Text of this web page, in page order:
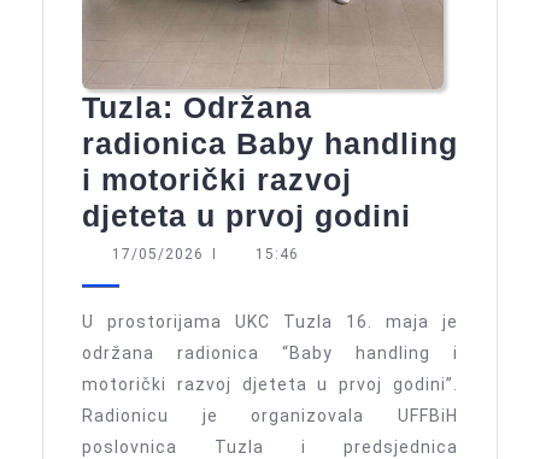
Tuzla: Održana
radionica Baby handling
i motorički razvoj
djeteta u prvoj godini
Baby
i
17/05/2026 17/05/2026
15:46
U prostorijama UKC Tuzla 16. maja je
održana radionica “Baby handling i
motorički razvoj djeteta u prvoj godini”.
Radionicu je organizovala UFFBiH
poslovnica Tuzla i predsjednica